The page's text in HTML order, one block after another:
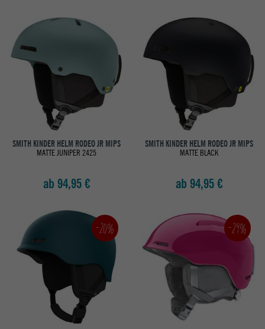
SMITH KINDER HELM RODEO JR MIPS
MATTE JUNIPER 2425
ab 94,95 €
SMITH KINDER HELM RODEO JR MIPS
MATTE BLACK
ab 94,95 €
-20% -29%